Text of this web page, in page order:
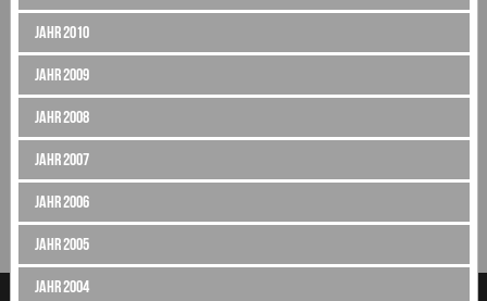
Jahr 2010
Jahr 2009
Jahr 2008
Jahr 2007
Jahr 2006
Jahr 2005
Jahr 2004